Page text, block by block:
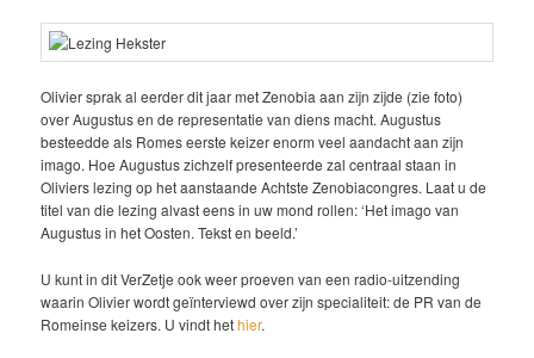
Olivier sprak al eerder dit jaar met Zenobia aan zijn zijde (zie foto)
over Augustus en de representatie van diens macht. Augustus
besteedde als Romes eerste keizer enorm veel aandacht aan zijn
imago. Hoe Augustus zichzelf presenteerde zal centraal staan in
Oliviers lezing op het aanstaande Achtste Zenobiacongres. Laat u de
titel van die lezing alvast eens in uw mond rollen: ‘Het imago van
Augustus in het Oosten. Tekst en beeld.’
U kunt in dit VerZetje ook weer proeven van een radio-uitzending
waarin Olivier wordt geïnterviewd over zijn specialiteit: de PR van de
Romeinse keizers. U vindt hethier.